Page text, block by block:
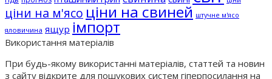
ціни на м'ясо ціни на свиней штучне м'ясо
яловичина ящур імпорт
Використання матеріалів
При будь-якому використанні матеріалів, статтей та новин
з сайту відкрите для пошукових систем гіперпосилання на